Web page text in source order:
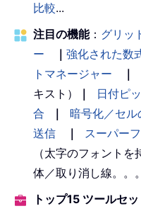
比較...
注目の機能： グリッ
ー
｜ 強化された数
トマネージャー
｜
キスト）
｜ 日付ピ
合
｜ 暗号化／セル
送信
｜ スーパー
（太字のフォント
体／取り消し線。。
トップ15 ツールセッ